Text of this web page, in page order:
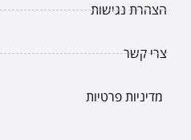
הצהרת נגישות
צרי קשר
מדיניות פרטיות